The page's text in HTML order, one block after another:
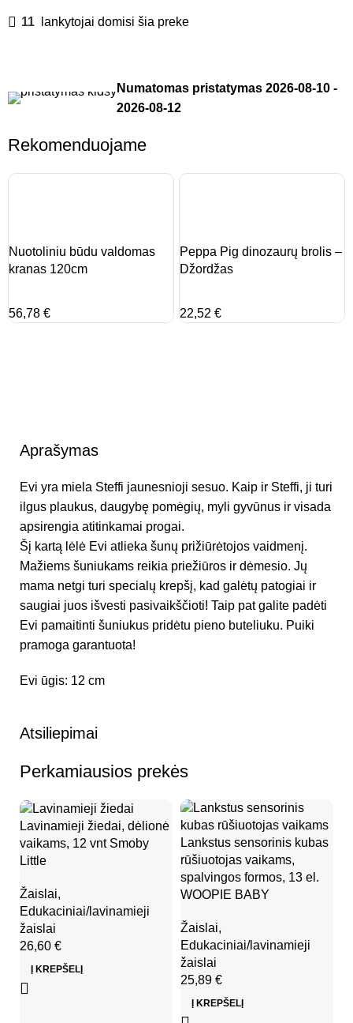
11 lankytojai domisi šia preke
Numatomas pristatymas2026-08-10 -
2026-08-12
Rekomenduojame
Nuotoliniu būdu valdomas
kranas 120cm
56,78€
Peppa Pig dinozaurų brolis –
Džordžas
22,52 €
Aprašymas
Evi yra miela Steffi jaunesnioji sesuo. Kaip ir Steffi, ji turi
ilgus plaukus, daugybę pomėgių, myli gyvūnus ir visada
apsirengia atitinkamai progai.
Šį kartą lėlė Evi atlieka šunų prižiūrėtojos vaidmenį.
Mažiems šuniukams reikia priežiūros ir dėmesio. Jų
mama netgi turi specialų krepšį, kad galėtų patogiai ir
saugiai juos išvesti pasivaikščioti! Taip pat galite padėti
Evi pamaitinti šuniukus pridėtu pieno buteliuku. Puiki
pramoga garantuota!
Evi ūgis: 12 cm
Atsiliepimai
Perkamiausios prekės
Lavinamieji žiedai, dėlionė
vaikams, 12 vnt Smoby
Little
Žaislai,
Edukaciniai/lavinamieji
žaislai
26,60 €
Į KREPŠELĮ
Lankstus sensorinis kubas
rūšiuotojas vaikams,
spalvingos formos, 13 el.
WOOPIE BABY
Žaislai,
Edukaciniai/lavinamieji
žaislai
25,89 €
Į KREPŠELĮ